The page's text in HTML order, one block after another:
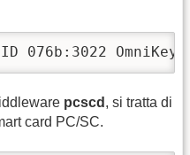
076b:3022 OmniKey
pcscd , si tratta di
card PC/SC.